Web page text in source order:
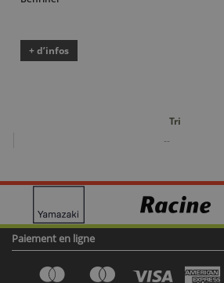
+ d’infos
Tri
--
Paiement en ligne